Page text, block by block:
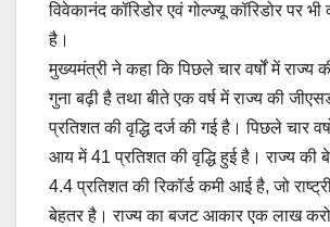
विवेकानंद कॉरिडोर एवं गोल्ज्यू कॉरिडोर पर भी
है।
मुख्यमंत्री ने कहा कि पिछले चार वर्षों में राज्य
गुना बढ़ी है तथा बीते एक वर्ष में राज्य की
प्रतिशत की वृद्धि दर्ज की गई है। पिछले चार
आय में 41 प्रतिशत की वृद्धि हुई है। राज्य की
4.4 प्रतिशत की रिकॉर्ड कमी आई है, जो
बेहतर है। राज्य का बजट आकार एक लाख